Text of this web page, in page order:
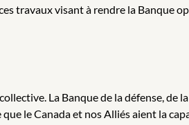
travaux visant à rendre la Banque
La Banque de la défense, de
le Canada et nos Alliés aient la